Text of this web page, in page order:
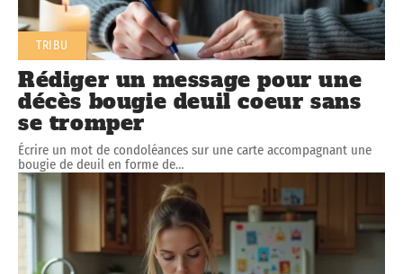
TRIBU
Rédiger un message pour une
décès bougie deuil coeur sans
se tromper
Écrire un mot de condoléances sur une carte accompagnant une
bougie de deuil en forme de…